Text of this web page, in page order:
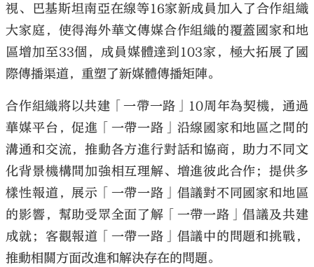
視、巴基斯坦南亞在線等16家新成員加入了合作組織
大家庭，使得海外華文傳媒合作組織的覆蓋國家和地
區增加至33個，成員媒體達到103家，極大拓展了國
際傳播渠道，重塑了新媒體傳播矩陣。
合作組織將以共建「一帶一路」10周年為契機，通過
華媒平台，促進「一帶一路」沿線國家和地區之間的
溝通和交流，推動各方進行對話和協商，助力不同文
化背景機構間加強相互理解、增進彼此合作；提供多
樣性報道，展示「一帶一路」倡議對不同國家和地區
的影響，幫助受眾全面了解「一帶一路」倡議及共建
成就；客觀報道「一帶一路」倡議中的問題和挑戰，
推動相關方面改進和解決存在的問題。